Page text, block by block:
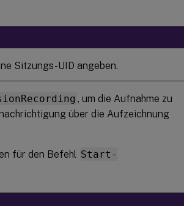
Sitzungs-UID angeben.
, um die Aufnahme zu
über die Aufzeichnung
für den Befehl Start-